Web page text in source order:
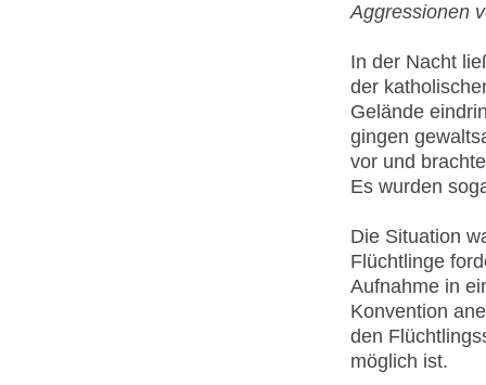
Aggressionen
In der Nacht
der
Gelände
gingen
vor und
Es wurden
Die Situation
Flüchtlinge
Aufnahme in
Konvention
den
möglich ist.